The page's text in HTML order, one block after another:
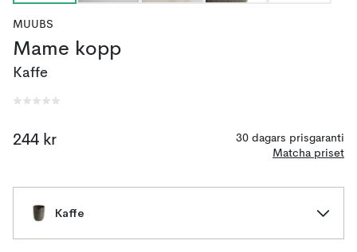
MUUBS
Mame kopp
Kaffe
244 kr
30 dagars prisgaranti
Matcha priset
Kaffe